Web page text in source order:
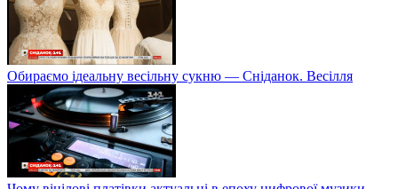
Обираємо ідеальну весільну сукню — Сніданок. Весілля